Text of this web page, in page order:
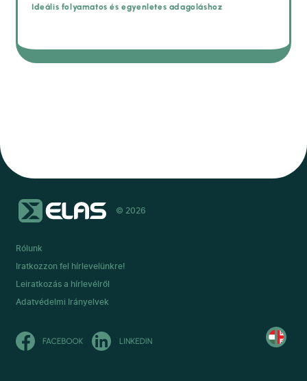
Ideális folyamatos és egyenletes adagoláshoz
© 2026
Rólunk
Iratkozzon fel hírlevelünkre!
Leiratkozás a hírlevélről
Adatvédelmi Irányelvek